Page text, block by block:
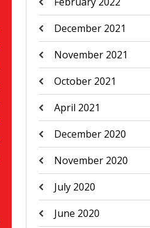
December 2021
November 2021
October 2021
April 2021
December 2020
November 2020
July 2020
June 2020